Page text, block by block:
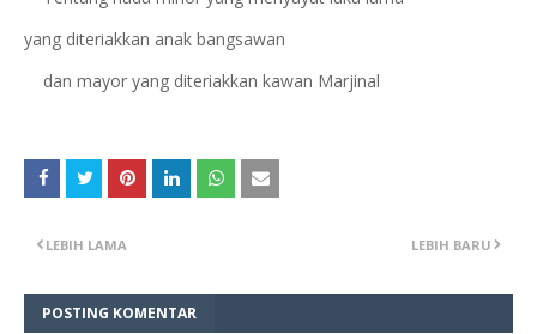
yang diteriakkan anak bangsawan
dan mayor yang diteriakkan kawan Marjinal
LEBIH BARU
LEBIH LAMA
POSTING KOMENTAR